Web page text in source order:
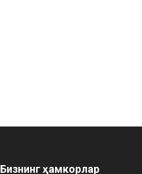
Бизнинг ҳамкорлар